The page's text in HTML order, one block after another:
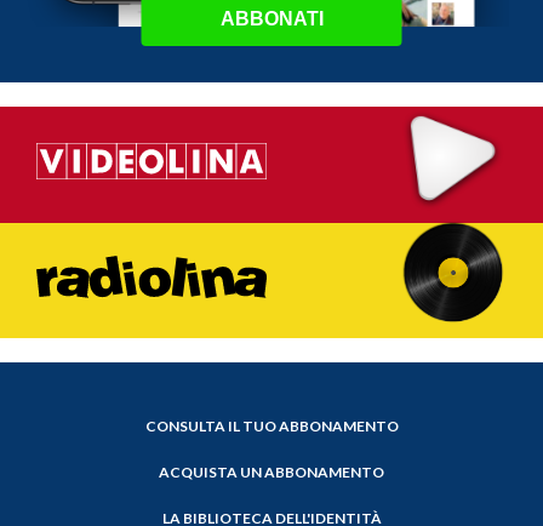
ABBONATI
CONSULTA IL TUO ABBONAMENTO
ACQUISTA UN ABBONAMENTO
LA BIBLIOTECA DELL'IDENTITÀ